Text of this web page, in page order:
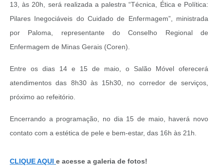
13, às 20h, será realizada a palestra “Técnica, Ética e Política:
Pilares Inegociáveis do Cuidado de Enfermagem”, ministrada
por Paloma, representante do Conselho Regional de
Enfermagem de Minas Gerais (Coren).
Entre os dias 14 e 15 de maio, o Salão Móvel oferecerá
atendimentos das 8h30 às 15h30, no corredor de serviços,
próximo ao refeitório.
Encerrando a programação, no dia 15 de maio, haverá novo
contato com a estética de pele e bem-estar, das 16h às 21h.
CLIQUE AQUI e acesse a galeria de fotos!